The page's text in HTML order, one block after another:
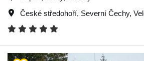
České středohoří, Severní Čechy,